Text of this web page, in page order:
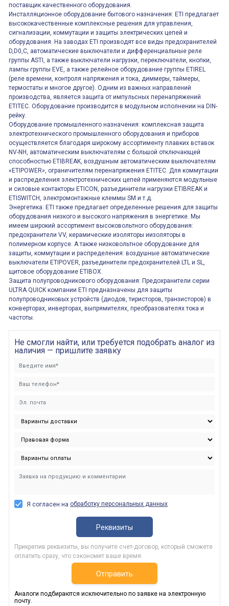
поставщик качественного оборудования.
Инсталляционное оборудование бытового назначения: ETI предлагает
высококачественные комплексные решения для управления,
сигнализации, коммутации и защиты электрических цепей и
оборудования. На заводах ETI производят все виды предохранителей
D,D0,C, автоматические выключатели и дифференциальные реле
группы ASTI, а также выключатели нагрузки, переключатели, кнопки,
лампы группы EVE, а также релейное оборудование группы ETIREL
(реле времени, контроля напряжения и тока, диммеры, таймеры,
термостаты и многое другое). Одним из важных направлений
производства, является защита от импульсных перенапряжений
ETITEC. Оборудование производится в модульном исполнении на DIN-
рейку.
Оборудование промышленного назначения: комплексная защита
электротехнического промышленного оборудования и приборов
осуществляется благодаря широкому ассортименту плавких вставок
NV-NH, автоматическим выключателям с большой отключающей
способностью ETIBREAK, воздушным автоматическим выключателям
«ETIPOWER», ограничителям перенапряжения ETITEC. Для коммутации
и распределения электротехнических цепей применяются модульные
и силовые контакторы ETICON, разъединители нагрузки ETIBREAK и
ETISWITCH, электромонтажные клеммы SM и т.д.
Энергетика: ETI также предлагает определенные решения для защиты
оборудования низкого и высокого напряжения в энергетике. Мы
имеем широкий ассортимент высоковольтного оборудования:
предохранители VV, керамические изоляторы иизоляторы в
полимерном корпусе. А также низковольтное оборудование для
защиты, коммутации и распределения: воздушные автоматические
выключатели ETIPOVER, разъединители предохранителей LTL и SL,
щитовое оборудование ETIBOX.
Защита полупроводникового оборудования: Предохранители серии
ULTRA QUICK компании ETI предназначены для защиты
полупроводниковых устройств (диодов, тиристоров, транзисторов) в
конверторах, инверторах, выпрямителях, преобразователях тока и
частоты.
Не смогли найти, или требуется подобрать аналог из
наличия — пришлите заявку
Я согласен на обработку персональных данных
Реквизиты
Прикрепив реквизиты, вы получите счет-договор, который сможете
оплатить сразу, что сэкономит ваше время.
Отправить
Аналоги подбираются исключительно по заявке на электронную
почту.